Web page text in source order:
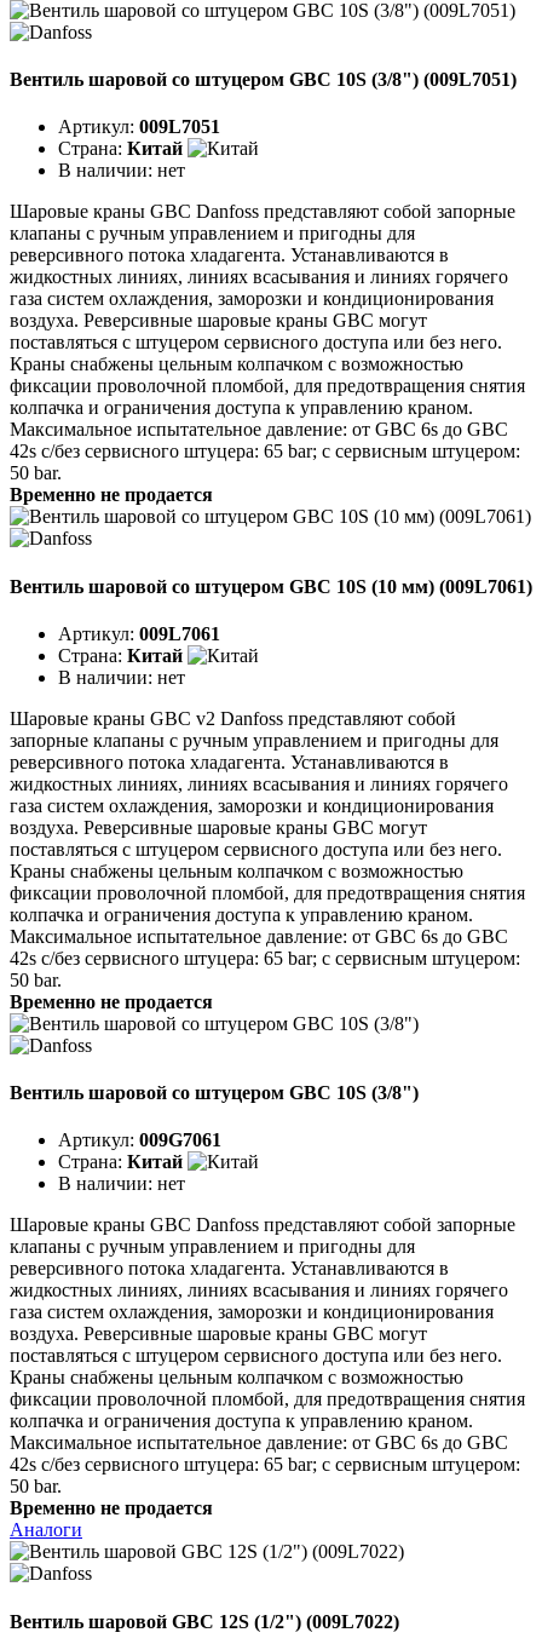
Вентиль шаровой со штуцером GBC 10S (3/8") (009L7051)
Артикул: 009L7051
Страна: Китай
В наличии: нет
Шаровые краны GBC Danfoss представляют собой запорные
клапаны с ручным управлением и пригодны для
реверсивного потока хладагента. Устанавливаются в
жидкостных линиях, линиях всасывания и линиях горячего
газа систем охлаждения, заморозки и кондиционирования
воздуха. Реверсивные шаровые краны GBC могут
поставляться с штуцером сервисного доступа или без него.
Краны снабжены цельным колпачком с возможностью
фиксации проволочной пломбой, для предотвращения снятия
колпачка и ограничения доступа к управлению краном.
Максимальное испытательное давление: от GBC 6s до GBC
42s с/без сервисного штуцера: 65 bar; с сервисным штуцером:
50 bar.
Временно не продается
Вентиль шаровой со штуцером GBC 10S (10 мм) (009L7061)
Артикул: 009L7061
Страна: Китай
В наличии: нет
Шаровые краны GBC v2 Danfoss представляют собой
запорные клапаны с ручным управлением и пригодны для
реверсивного потока хладагента. Устанавливаются в
жидкостных линиях, линиях всасывания и линиях горячего
газа систем охлаждения, заморозки и кондиционирования
воздуха. Реверсивные шаровые краны GBC могут
поставляться с штуцером сервисного доступа или без него.
Краны снабжены цельным колпачком с возможностью
фиксации проволочной пломбой, для предотвращения снятия
колпачка и ограничения доступа к управлению краном.
Максимальное испытательное давление: от GBC 6s до GBC
42s с/без сервисного штуцера: 65 bar; с сервисным штуцером:
50 bar.
Временно не продается
Вентиль шаровой со штуцером GBC 10S (3/8")
Артикул: 009G7061
Страна: Китай
В наличии: нет
Шаровые краны GBC Danfoss представляют собой запорные
клапаны с ручным управлением и пригодны для
реверсивного потока хладагента. Устанавливаются в
жидкостных линиях, линиях всасывания и линиях горячего
газа систем охлаждения, заморозки и кондиционирования
воздуха. Реверсивные шаровые краны GBC могут
поставляться с штуцером сервисного доступа или без него.
Краны снабжены цельным колпачком с возможностью
фиксации проволочной пломбой, для предотвращения снятия
колпачка и ограничения доступа к управлению краном.
Максимальное испытательное давление: от GBC 6s до GBC
42s с/без сервисного штуцера: 65 bar; с сервисным штуцером:
50 bar.
Временно не продается
Аналоги
Вентиль шаровой GBC 12S (1/2") (009L7022)